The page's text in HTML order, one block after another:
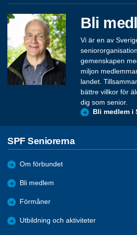
Bli
Vi är en av
gemenskapen
miljon
landet.
bättre villkor för
dig som senior.
Bli medlem i
SPF Seniorerna
Om förbundet
Bli medlem
Förmåner
Utbildning och aktiviteter